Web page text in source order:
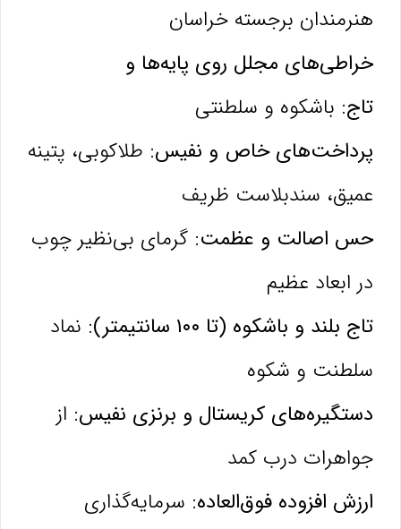
هنرمندان برجسته خراسان
خراطی‌های مجلل روی پایه‌ها و
تاج: باشکوه و سلطنتی
پرداخت‌های خاص و نفیس: طلاکوبی، پتینه
عمیق، سندبلاست ظریف
حس اصالت و عظمت: گرمای بی‌نظیر چوب
در ابعاد عظیم
تاج بلند و باشکوه (تا ۱۰۰ سانتیمتر):
نماد
سلطنت و شکوه
دستگیره‌های کریستال و برنزی نفیس: از
جواهرات درب کمد
ارزش افزوده فوق‌العاده: سرمایه‌گذاری